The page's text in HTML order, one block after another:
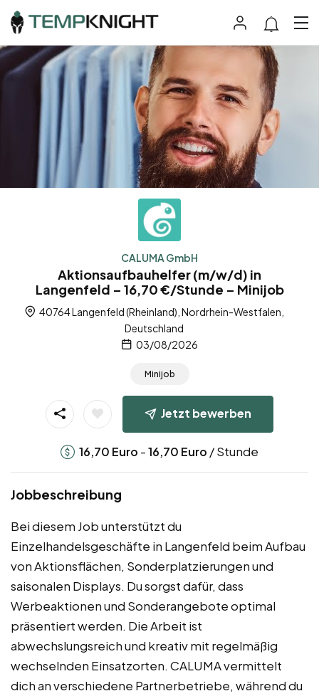
CALUMA GmbH
Aktionsaufbauhelfer (m/w/d) in
Langenfeld – 16,70 €/Stunde – Minijob
40764 Langenfeld (Rheinland), Nordrhein-Westfalen,
Deutschland
03/08/2026
Minijob
Jetzt bewerben
16,70 Euro -16,70 Euro / Stunde
Jobbeschreibung
Bei diesem Job unterstützt du
Einzelhandelsgeschäfte in Langenfeld beim Aufbau
von Aktionsflächen, Sonderplatzierungen und
saisonalen Displays. Du sorgst dafür, dass
Werbeaktionen und Sonderangebote optimal
präsentiert werden. Die Arbeit ist
abwechslungsreich und kreativ mit regelmäßig
wechselnden Einsatzorten. CALUMA vermittelt
dich an verschiedene Partnerbetriebe, während du